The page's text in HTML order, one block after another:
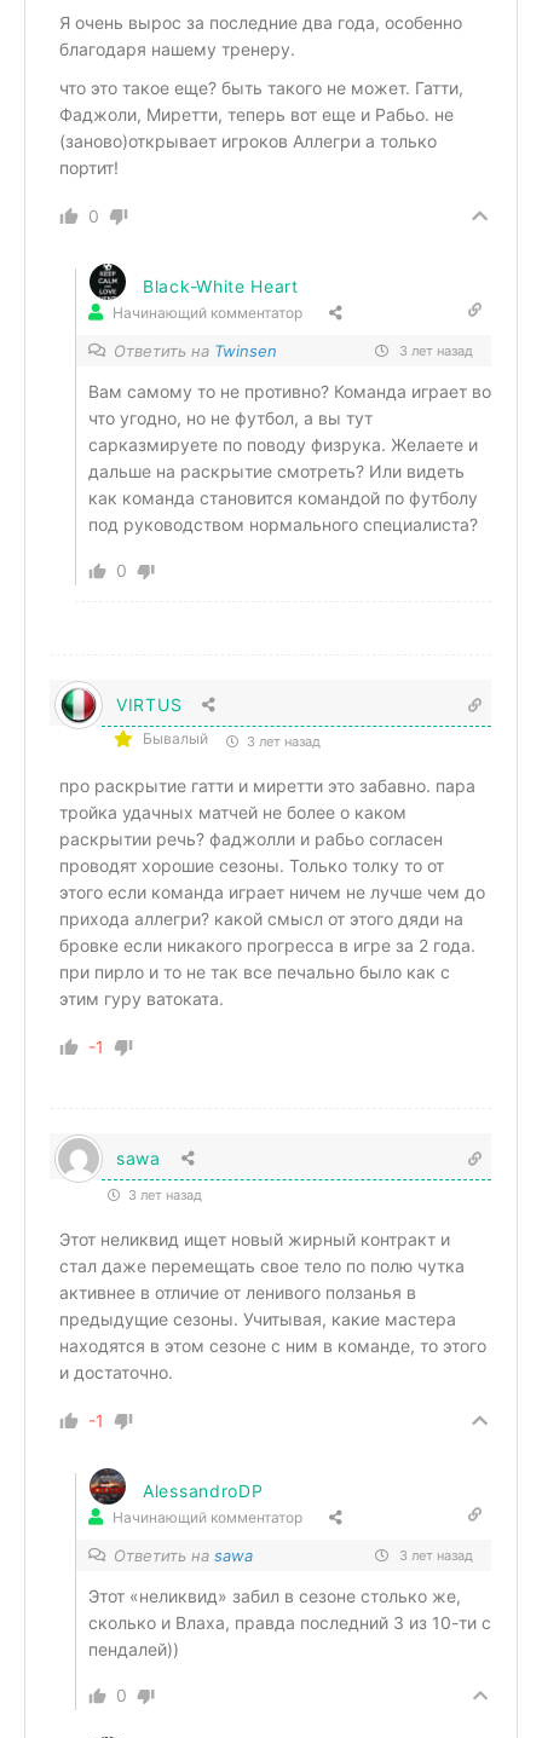
Я очень вырос за последние два года, особенно
благодаря нашему тренеру.
что это такое еще? быть такого не может. Гатти,
Фаджоли, Миретти, теперь вот еще и Рабьо. не
(заново)открывает игроков Аллегри а только
портит!
0
Black-White Heart
Начинающий комментатор
Ответить на Twinsen 3 лет назад
Вам самому то не противно? Команда играет во
что угодно, но не футбол, а вы тут
сарказмируете по поводу физрука. Желаете и
дальше на раскрытие смотреть? Или видеть
как команда становится командой по футболу
под руководством нормального специалиста?
0
VIRTUS
Бывалый 3 лет назад
про раскрытие гатти и миретти это забавно. пара
тройка удачных матчей не более о каком
раскрытии речь? фаджолли и рабьо согласен
проводят хорошие сезоны. Только толку то от
этого если команда играет ничем не лучше чем до
прихода аллегри? какой смысл от этого дяди на
бровке если никакого прогресса в игре за 2 года.
при пирло и то не так все печально было как с
этим гуру ватоката.
-1
sawa
3 лет назад
Этот неликвид ищет новый жирный контракт и
стал даже перемещать свое тело по полю чутка
активнее в отличие от ленивого ползанья в
предыдущие сезоны. Учитывая, какие мастера
находятся в этом сезоне с ним в команде, то этого
и достаточно.
-1
AlessandroDP
Начинающий комментатор
Ответить на sawa 3 лет назад
Этот «неликвид» забил в сезоне столько же,
сколько и Влаха, правда последний 3 из 10-ти с
пендалей))
0